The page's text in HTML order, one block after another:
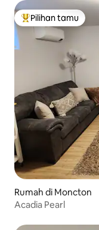
Pilihan tamu
Pilihan tamu
Rumah di Moncton
Acadia Pearl